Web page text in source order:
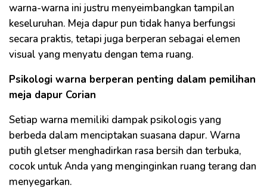
warna-warna ini justru menyeimbangkan tampilan
keseluruhan. Meja dapur pun tidak hanya berfungsi
secara praktis, tetapi juga berperan sebagai elemen
visual yang menyatu dengan tema ruang.
Psikologi warna berperan penting dalam pemilihan
meja dapur Corian
Setiap warna memiliki dampak psikologis yang
berbeda dalam menciptakan suasana dapur. Warna
putih gletser menghadirkan rasa bersih dan terbuka,
cocok untuk Anda yang menginginkan ruang terang dan
menyegarkan.